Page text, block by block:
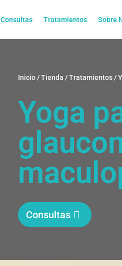
Consultas Tratamientos Sobre
Inicio/Tienda /Tratamientos/
Yoga
Consultas